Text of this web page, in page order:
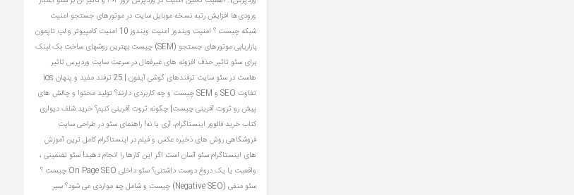
ورودی‌ها افزایش رتبه نسخه موبایل سایت در موتورهای جستجو امنیت
شبکه چیست ؟ امنیت ویندوز امنیت ویندوز 10
امنیت کامپیوتر و لپ تاپمون
بازاریابی موتورهای جستجو (SEM) چیست
بهترین روشهای ساخت بک لینک
برای سئو تاثیر حذف افزونه های غیرفعال در سرعت سایت وردپرس تاثیر
هاست در سئو سایت ترفندهای گوشی آیفون | 25 ترفند مفید و پنهان ios
تفاوت SEO و SEM چیست و چه کاربردی دارند؟
تولید محتوا و چالش های
پیش روثروت آفرینی چیست| چگونه ثروت آفرینی کنیم؟خرید شلف دیواری
کتابخرید فالوور اینستاگرام، آری یا نه! راهنمای سئو در طراحی سایت
فروشگاهیروش های ذخیره عکس و فیلم در اینستاگرام کامل ترین آموزش
های اینستاگرامسئو آسان است اگر این کارها را انجام دهید! سئو تضمینی ،
واقعیت یا یک دروغ دوست‌ داشتنی؟سئو داخلی On Page SEO چیست ؟
سئو منفی (Negative SEO) چیست و شامل چه مواردی می شود؟
سیر